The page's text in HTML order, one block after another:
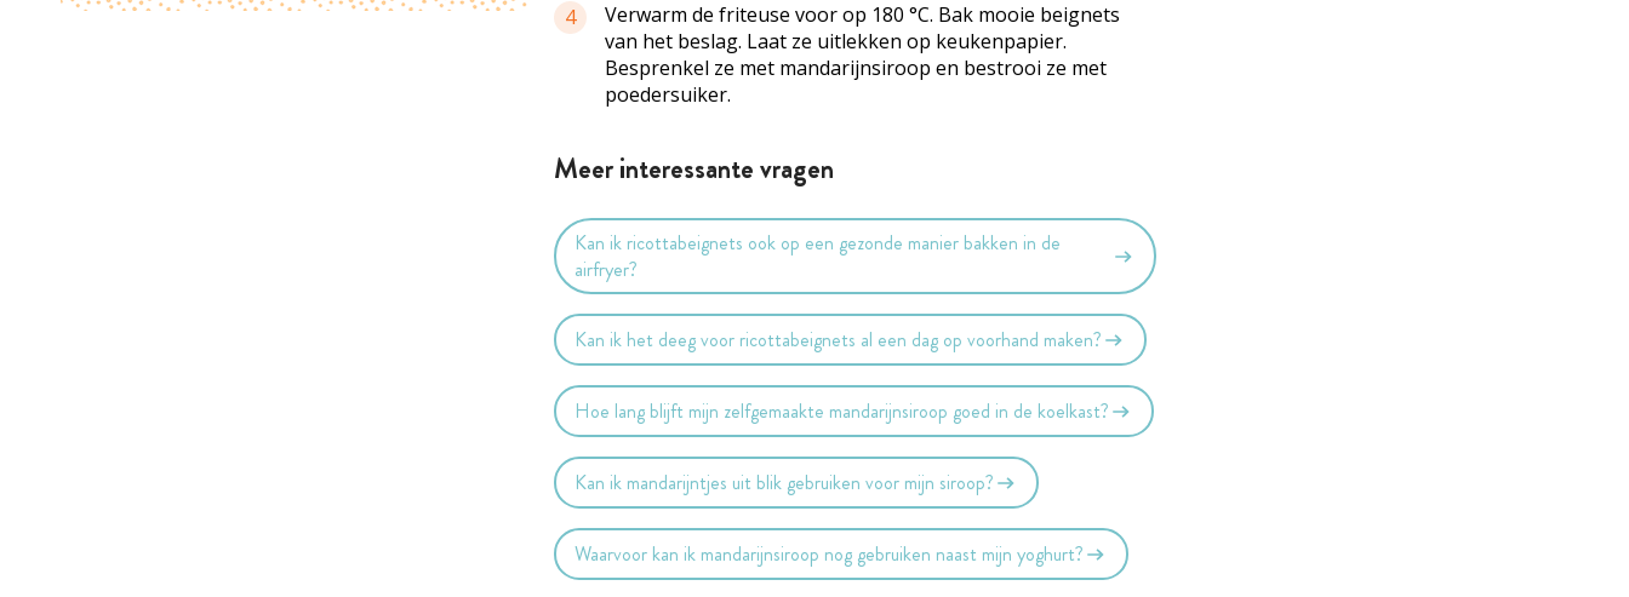
4
Verwarm de friteuse voor op 180 °C. Bak mooie beignets
van het beslag. Laat ze uitlekken op keukenpapier.
Besprenkel ze met mandarijnsiroop en bestrooi ze met
poedersuiker.
Meer interessante vragen
Kan ik ricottabeignets ook op een gezonde manier bakken in de
airfryer?
Kan ik het deeg voor ricottabeignets al een dag op voorhand maken?
Hoe lang blijft mijn zelfgemaakte mandarijnsiroop goed in de koelkast?
Kan ik mandarijntjes uit blik gebruiken voor mijn siroop?
Waarvoor kan ik mandarijnsiroop nog gebruiken naast mijn yoghurt?